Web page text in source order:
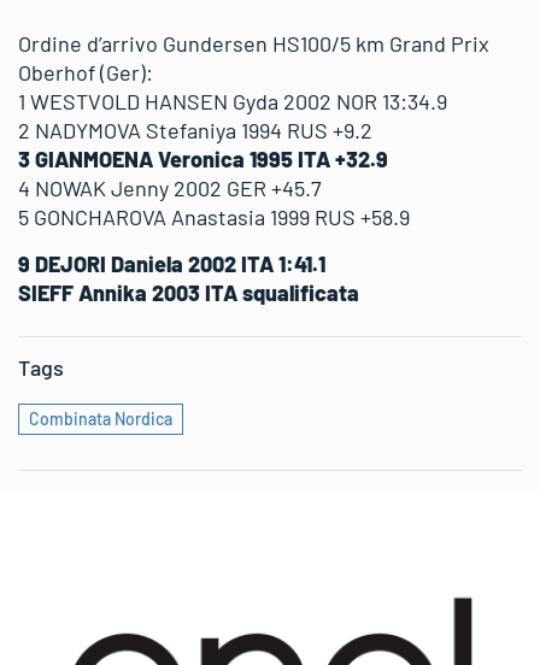
Ordine d’arrivo Gundersen HS100/5 km Grand Prix
Oberhof (Ger):
1 WESTVOLD HANSEN Gyda 2002 NOR 13:34.9
2 NADYMOVA Stefaniya 1994 RUS +9.2
3 GIANMOENA Veronica 1995 ITA +32.9
4 NOWAK Jenny 2002 GER +45.7
5 GONCHAROVA Anastasia 1999 RUS +58.9
9 DEJORI Daniela 2002 ITA 1:41.1
SIEFF Annika 2003 ITA squalificata
Tags
Combinata Nordica